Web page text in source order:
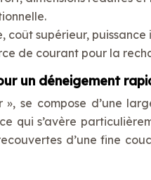
coût supérieur,
de courant pour la
un déneigement
se compose d’une
qui s’avère
d’une fine